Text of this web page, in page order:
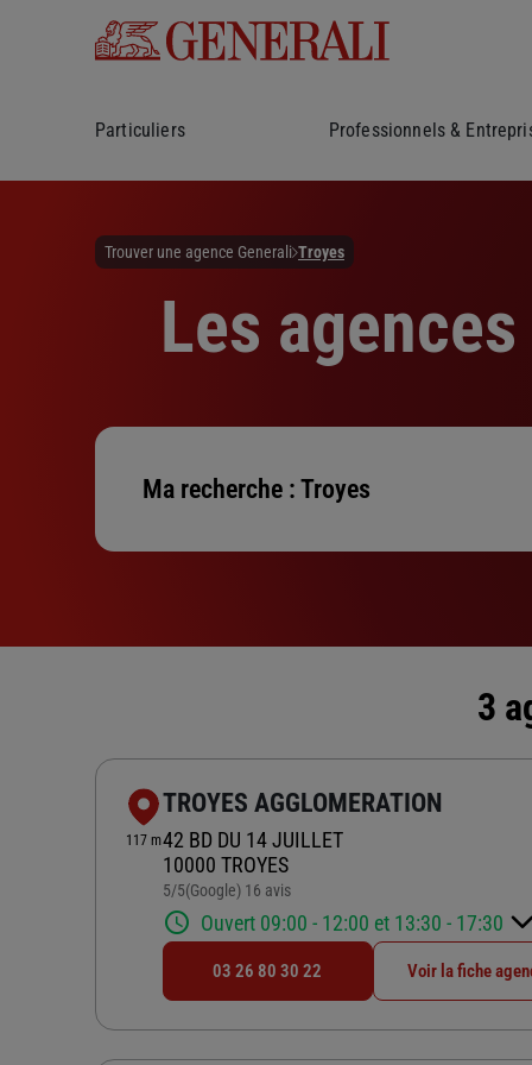
Particuliers Professionnels &
Trouver une agence Generali Troyes
Les
Ma recherche : Troyes
3
117 m
TROYES AGGLOMERATION
42 BD DU 14 JUILLET
10000 TROYES
5/5Note de 5 sur 5
(Google) 16 avis
Ouvert 09:00 - 12:00 et 13:30 - 17:30
03 26 80 30 22 Voir la fiche